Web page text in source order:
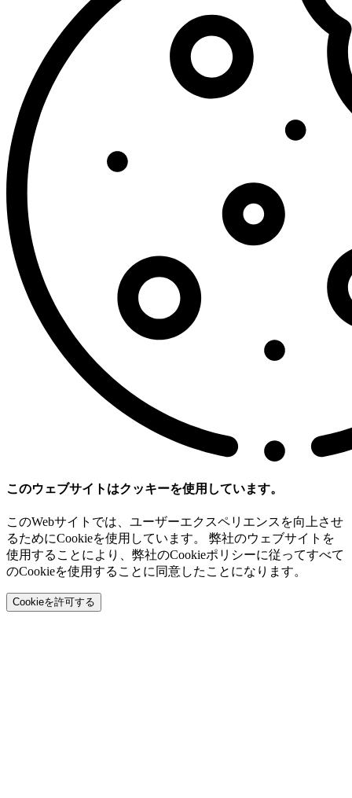
このウェブサイトはクッキーを使用しています。
このWebサイトでは、ユーザーエクスペリエンスを向上させ
るためにCookieを使用しています。 弊社のウェブサイトを
使用することにより、弊社のCookieポリシーに従ってすべて
のCookieを使用することに同意したことになります。
Cookieを許可する